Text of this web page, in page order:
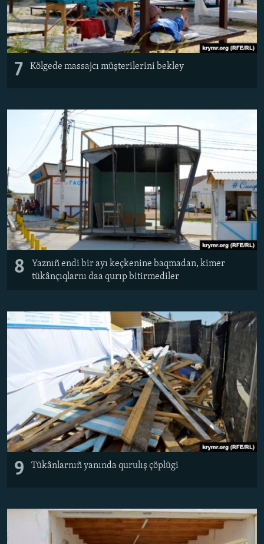
7 Kölgede massajcı müşterilerini bekley
8
Yaznıñ endi bir ayı keçkenine baqmadan, kimer
tükânçıqlarnı daa qurıp bitirmediler
9 Tükânlarnıñ yanında qurulış çöplügi